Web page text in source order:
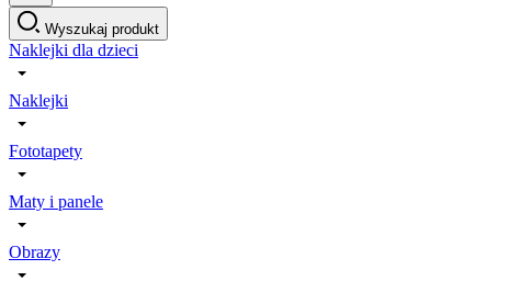
Wyszukaj produkt
Naklejki dla dzieci
Naklejki
Fototapety
Maty i panele
Obrazy